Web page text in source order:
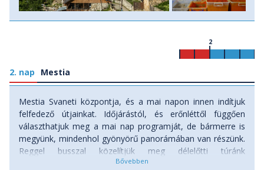
2. nap Mestia
2
Mestia Svaneti központja, és a mai napon innen indítjuk
felfedező útjainkat. Időjárástól, és erőnléttől függően
választhatjuk meg a mai nap programját, de bármerre is
megyünk, mindenhol gyönyörű panorámában van részünk.
Reggel busszal közelítjük meg délelőtti túránk
kiindulópontját, majd egy függőhídon átkelve behatolunk a